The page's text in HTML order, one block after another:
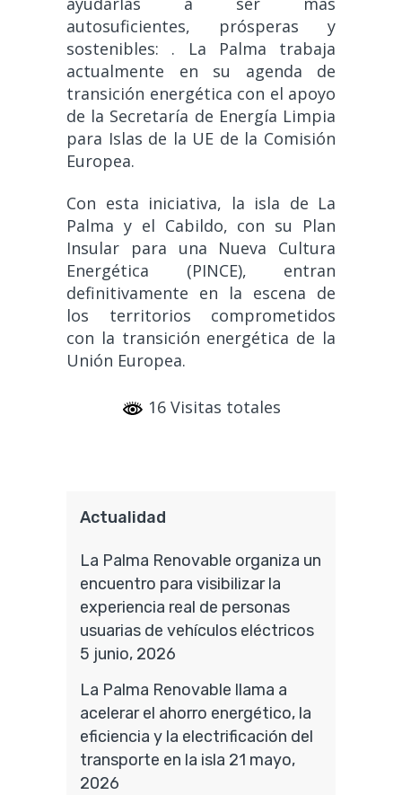
autosuficientes, prósperas y
sostenibles: . La Palma trabaja
actualmente en su agenda de
transición energética con el apoyo
de la Secretaría de Energía Limpia
para Islas de la UE de la Comisión
Europea.
Con esta iniciativa, la isla de La
Palma y el Cabildo, con su Plan
Insular para una Nueva Cultura
Energética (PINCE), entran
definitivamente en la escena de
los territorios comprometidos
con la transición energética de la
Unión Europea.
16 Visitas totales
Actualidad
La Palma Renovable organiza un
encuentro para visibilizar la
experiencia real de personas
usuarias de vehículos eléctricos
5 junio, 2026
La Palma Renovable llama a
acelerar el ahorro energético, la
eficiencia y la electrificación del
transporte en la isla 21 mayo,
2026